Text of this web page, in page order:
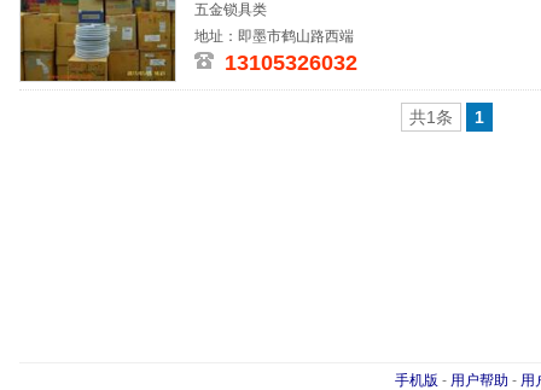
五金锁具类
地址：即墨市鹤山路西端
13105326032
共1条 1
手机版 - 用户帮助 - 用